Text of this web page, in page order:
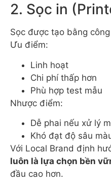
2. Sọc in
Sọc được tạo bằng
Ưu điểm:
Linh hoạt
Chi phí thấp hơn
Phù hợp test mẫu
Nhược điểm:
Dễ phai nếu xử lý
Khó đạt độ sâu
Với Local Brand định
luôn là lựa chọn bền
đầu cao hơn.